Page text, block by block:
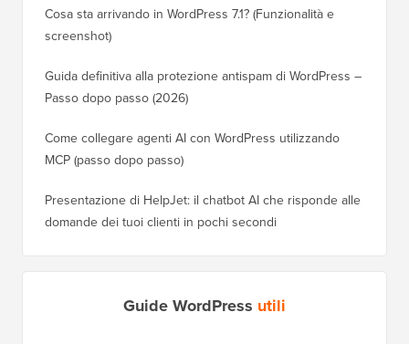
Cosa sta arrivando in WordPress 7.1? (Funzionalità e
screenshot)
Guida definitiva alla protezione antispam di WordPress –
Passo dopo passo (2026)
Come collegare agenti AI con WordPress utilizzando
MCP (passo dopo passo)
Presentazione di HelpJet: il chatbot AI che risponde alle
domande dei tuoi clienti in pochi secondi
Guide WordPress utili